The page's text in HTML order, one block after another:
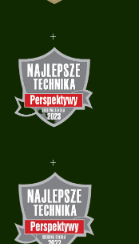
+
+